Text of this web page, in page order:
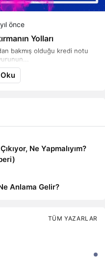
önce
Yolları
bakmış olduğu kredi notu
Ne Yapmalıyım?
Anlama Gelir?
TÜM YAZARLAR